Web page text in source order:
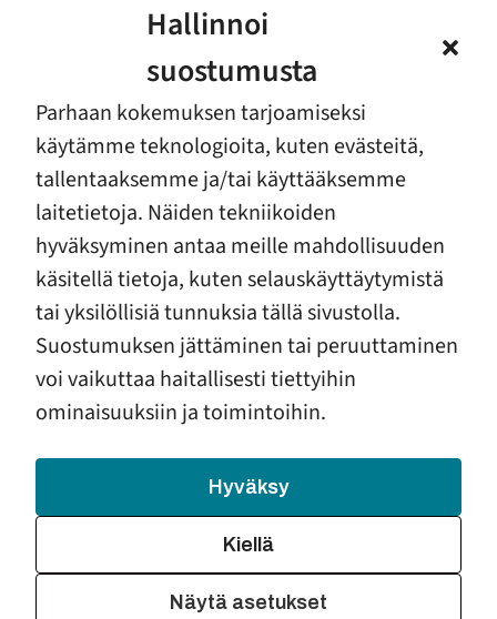
Hallinnoi
suostumusta
Parhaan kokemuksen tarjoamiseksi
käytämme teknologioita, kuten evästeitä,
tallentaaksemme ja/tai käyttääksemme
laitetietoja. Näiden tekniikoiden
hyväksyminen antaa meille mahdollisuuden
käsitellä tietoja, kuten selauskäyttäytymistä
tai yksilöllisiä tunnuksia tällä sivustolla.
Suostumuksen jättäminen tai peruuttaminen
voi vaikuttaa haitallisesti tiettyihin
ominaisuuksiin ja toimintoihin.
Hyväksy
Kiellä
Näytä asetukset
erovertaisina sekä järjestävät tapahtumia.
Vapaaehtoinen voi olla itse vaikean elämäntilanteen
läpi käynyt tai muuten auttamisesta kiinnostunut.
Yhdistyksissämme toimii 1600 vapaaehtoista. Tule
vapaaehtoiseksi!
– Saimme Marjukka-mummon
mukana sen, mitä toivoimme ja paljon enemmän!
Lapin ensi- ja turvakotiyhdistystarjoaa
vapaaehtoisilleen tehtäviä, jotka tuovat sisältöä sekä
auttajan että autettavan elämään. Auttajat jaksavat
hyvin, kun yhdistyksen ammattitaito antaa
toiminnalle rajat.
Julkaistu Enskassa 1/2013. Teksti: Essi Lehtinen,
TURVAKOTIEN